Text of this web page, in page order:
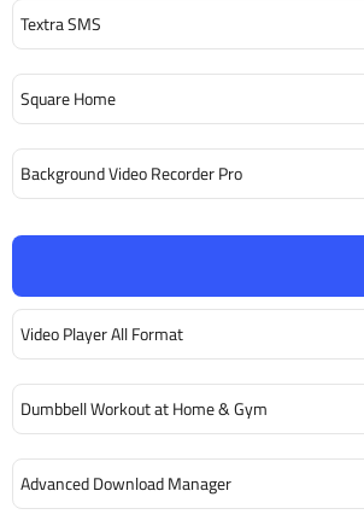
Video Player All Format
Dumbbell Workout at Home & Gym
Advanced Download Manager
Textra SMS
Square Home
Background Video Recorder Pro